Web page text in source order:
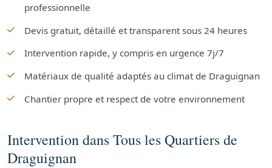
professionnelle
Devis gratuit, détaillé et transparent sous 24 heures
Intervention rapide, y compris en urgence 7j/7
Matériaux de qualité adaptés au climat de Draguignan
Chantier propre et respect de votre environnement
Intervention dans Tous les Quartiers de
Draguignan